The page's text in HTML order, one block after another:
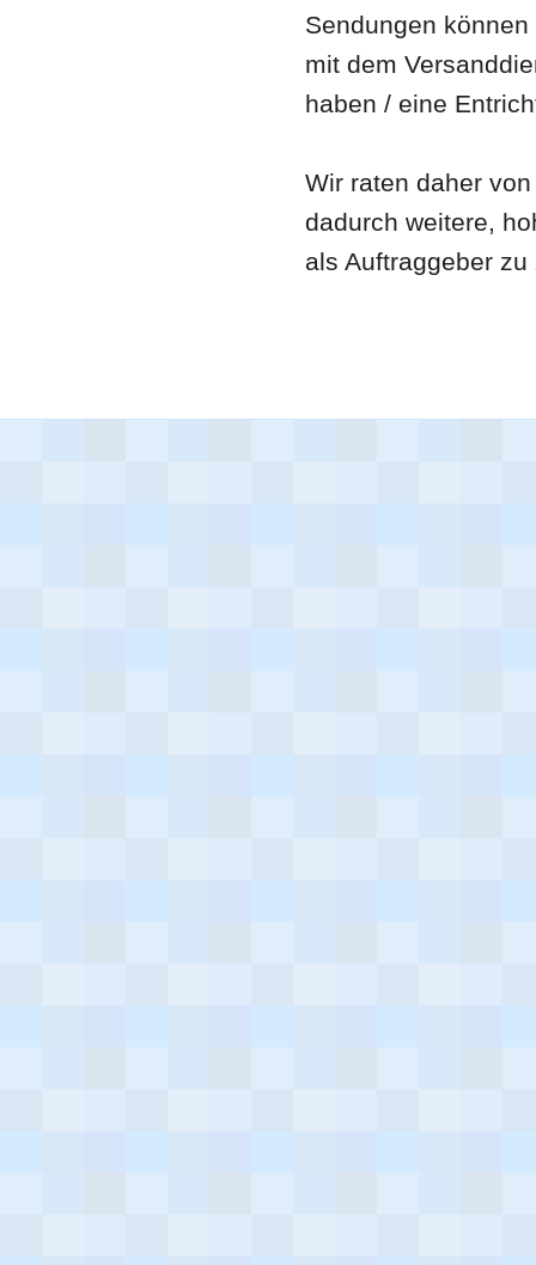
Sendungen
mit dem
haben / eine
Wir raten daher
dadurch weitere,
als Auftraggeber